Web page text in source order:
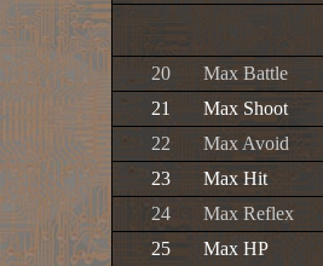
20
Max Battle
21
Max Shoot
22
Max Avoid
23
Max Hit
24
Max Reflex
25
Max HP